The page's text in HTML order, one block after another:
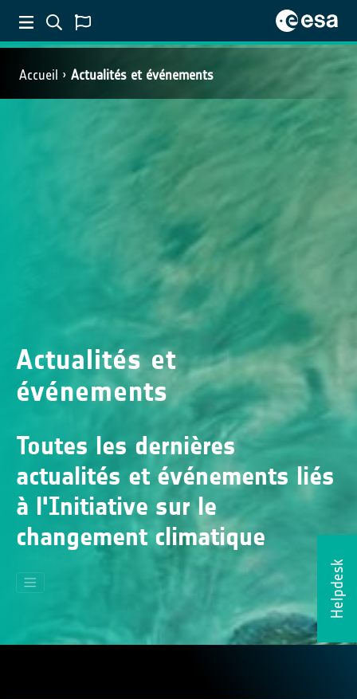
Accueil Actualités et événements
Helpdesk
Actualités et
événements
Toutes les dernières
actualités et événements liés
à l'Initiative sur le
changement climatique